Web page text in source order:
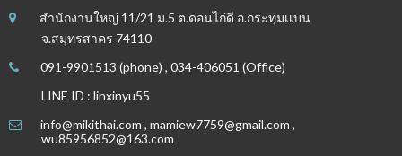
สำนักงานใหญ่ 11/21 ม.5 ต.ดอนไก่ดี อ.กระทุ่มเเบน
จ.สมุทรสาคร 74110
091-9901513 (phone) , 034-406051 (Office)
LINE ID : linxinyu55
info@mikithai.com , mamiew7759@gmail.com ,
wu85956852@163.com